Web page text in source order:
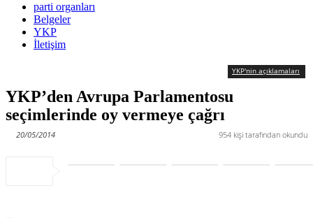
parti organları
Belgeler
YKP
İletişim
YKP'nin açıklamaları
YKP’den Avrupa Parlamentosu
seçimlerinde oy vermeye çağrı
954 kişi tarafından okundu
20/05/2014